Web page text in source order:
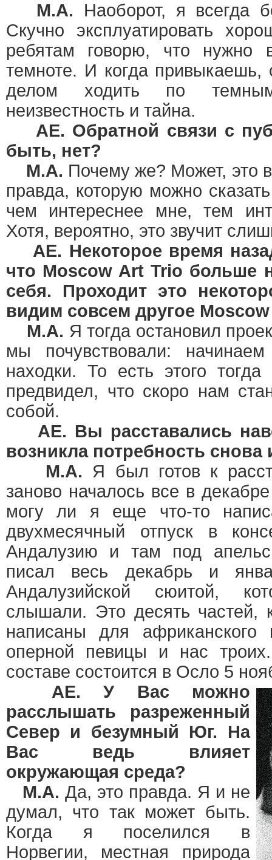
М.А. Наоборот, я всегда
Скучно эксплуатировать
ребятам говорю, что нужно
темноте. И когда привыкаешь,
делом ходить по
неизвестность и тайна.
AE. Обратной связи с
быть, нет?
М.А. Почему же? Может, это
правда, которую можно
чем интереснее мне, тем
Хотя, вероятно, это звучит
AЕ. Некоторое время
что Moscow Art Trio больше
себя. Проходит это
видим совсем другое
М.А. Я тогда остановил
мы почувствовали:
находки. То есть этого
предвидел, что скоро нам
собой.
AЕ. Вы расставались
возникла потребность снова
М.А. Я был готов к
заново началось все в
могу ли я еще что-то
двухмесячный отпуск в
Андалузию и там под
писал веcь декабрь и
Андалузийской сюитой,
слышали. Это десять частей,
написаны для африканского
оперной певицы и нас
составе состоится в Осло 5
AE. У Вас можно
расслышать разреженный
Север и безумный Юг. На
Вас ведь влияет
окружающая среда?
М.А. Да, это правда. Я и не
думал, что так может быть.
Когда я поселился в
Норвегии, местная природа